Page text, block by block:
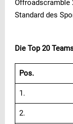
Offroadscramble
Standard des
Die Top 20
Pos.
1.
2.